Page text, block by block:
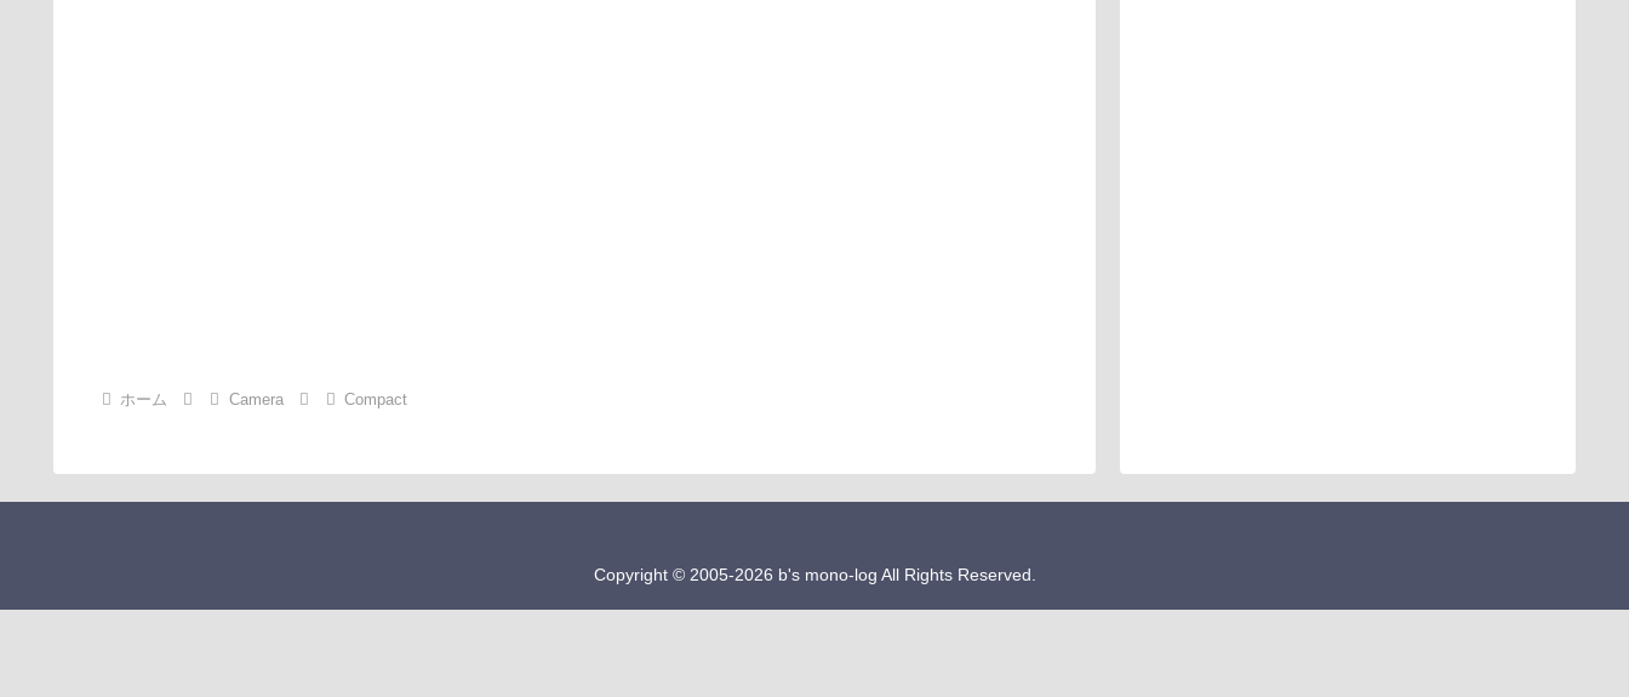
ホーム Camera Compact
Copyright © 2005-2026 b's mono-log All Rights Reserved.